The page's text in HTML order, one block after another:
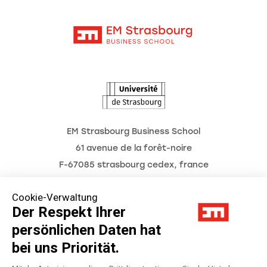
Cookie-Verwaltung
Der Respekt Ihrer
persönlichen Daten hat
bei uns Priorität.
EM Strasbourg Business School
61 avenue de la forêt-noire
F-67085 strasbourg cedex, france
Impressum
Datenschutzerklärung